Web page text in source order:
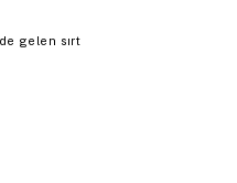
gelen sırt